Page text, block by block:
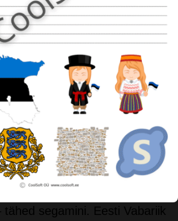
tähed segamini. Eesti Vabariik